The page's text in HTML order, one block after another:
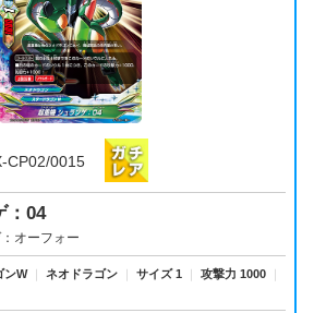
CP02/0015
：04
オーフォー
ンW ネオドラゴン サイズ 1 攻撃力 1000